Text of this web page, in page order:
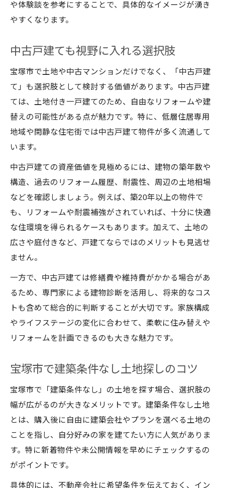
や体験談を参考にすることで、具体的なイメージが湧き
やすくなります。
中古戸建ても視野に入れる選択肢
宝塚市で土地や中古マンションだけでなく、「中古戸建
て」も選択肢として検討する価値があります。中古戸建
ては、土地付き一戸建てのため、自由なリフォームや建
替えの可能性がある点が魅力です。特に、低層住居専用
地域や閑静な住宅街では中古戸建て物件が多く流通して
います。
中古戸建ての資産価値を見極めるには、建物の築年数や
構造、過去のリフォーム履歴、耐震性、周辺の土地相場
などを確認しましょう。例えば、築20年以上の物件で
も、リフォームや耐震補強がされていれば、十分に快適
な住環境を得られるケースもあります。加えて、土地の
広さや庭付きなど、戸建てならではのメリットも見逃せ
ません。
一方で、中古戸建ては修繕費や維持費がかかる場合があ
るため、専門家による建物診断を活用し、将来的なコス
トも含めて総合的に判断することが大切です。家族構成
やライフステージの変化に合わせて、柔軟に住み替えや
リフォームを計画できるのも大きな魅力です。
宝塚市で建築条件なし土地探しのコツ
宝塚市で「建築条件なし」の土地を探す場合、選択肢の
幅が広がるのが大きなメリットです。建築条件なし土地
とは、購入後に自由に建築会社やプランを選べる土地の
ことを指し、自分好みの家を建てたい方に人気がありま
す。特に新着物件や未公開情報を早めにチェックするの
がポイントです。
具体的には、不動産会社に希望条件を伝えておく、イン